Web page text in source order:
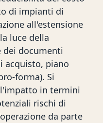
di impianti di
all'estensione
luce della
dei documenti
acquisto, piano
forma). Si
in termini
rischi di
da parte